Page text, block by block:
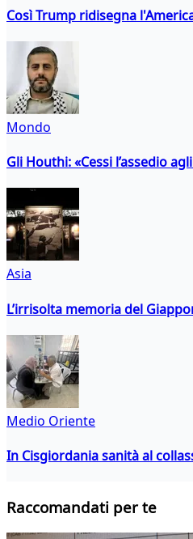
Così Trump ridisegna
Mondo
Gli Houthi: «Cessi l’assedio
Asia
L’irrisolta memoria del
Medio Oriente
In Cisgiordania sanità al
Raccomandati per te